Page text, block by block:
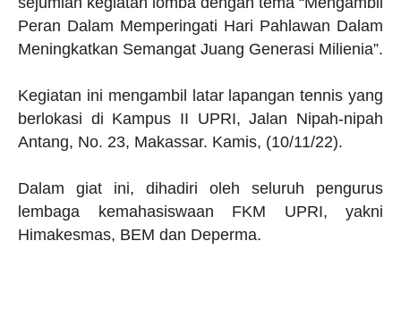
Peran Dalam Memperingati Hari Pahlawan Dalam
Meningkatkan Semangat Juang Generasi Milienia”.
Kegiatan ini mengambil latar lapangan tennis yang
berlokasi di Kampus II UPRI, Jalan Nipah-nipah
Antang, No. 23, Makassar. Kamis, (10/11/22).
Dalam giat ini, dihadiri oleh seluruh pengurus
lembaga kemahasiswaan FKM UPRI, yakni
Himakesmas, BEM dan Deperma.